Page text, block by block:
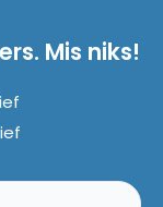
Mis niks!